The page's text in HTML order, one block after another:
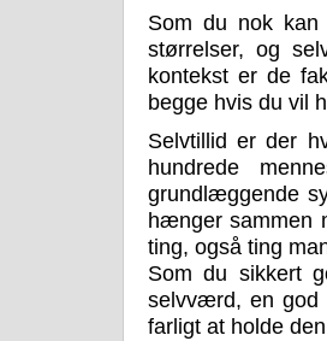
Som du nok
størrelser, og
kontekst er de
begge hvis du vil
Selvtillid er der
hundrede
grundlæggende
hænger sammen
ting, også ting
Som du sikkert
selvværd, en god
farligt at holde